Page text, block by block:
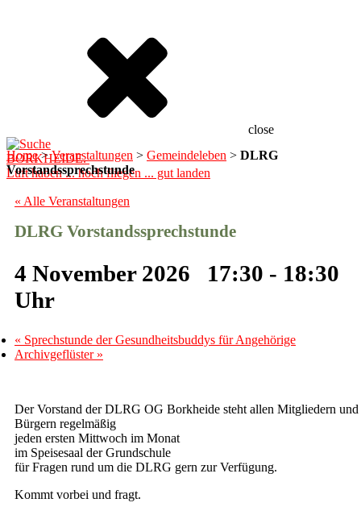
close
BORKHEIDE.
Luft haben ... hoch fliegen ... gut landen
Home>Veranstaltungen > Gemeindeleben > DLRG
Vorstandssprechstunde
« Alle Veranstaltungen
DLRG Vorstandssprechstunde
4 November 2026 17:30 - 18:30
« Sprechstunde der Gesundheitsbuddys für Angehörige
Archivgeflüster »
Der Vorstand der DLRG OG Borkheide steht allen Mitgliedern und
Bürgern regelmäßig
jeden ersten Mittwoch im Monat
im Speisesaal der Grundschule
für Fragen rund um die DLRG gern zur Verfügung.
Kommt vorbei und fragt.